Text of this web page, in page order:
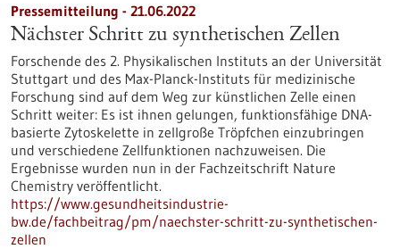
Pressemitteilung - 21.06.2022
Nächster Schritt zu synthetischen Zellen
Forschende des 2. Physikalischen Instituts an der Universität
Stuttgart und des Max-Planck-Instituts für medizinische
Forschung sind auf dem Weg zur künstlichen Zelle einen
Schritt weiter: Es ist ihnen gelungen, funktionsfähige DNA-
basierte Zytoskelette in zellgroße Tröpfchen einzubringen
und verschiedene Zellfunktionen nachzuweisen. Die
Ergebnisse wurden nun in der Fachzeitschrift Nature
Chemistry veröffentlicht.
https://www.gesundheitsindustrie-
bw.de/fachbeitrag/pm/naechster-schritt-zu-synthetischen-
zellen